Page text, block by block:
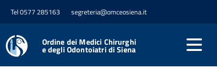
Tel 0577 285163 segreteria@omceosiena.it
Ordine dei Medici Chirurghi
e degli Odontoiatri di Siena